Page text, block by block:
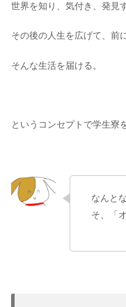
世界を知り、気付き、発見
その後の人生を広げて、前
そんな生活を届ける。
というコンセプトで学生寮
なんと
そ、「